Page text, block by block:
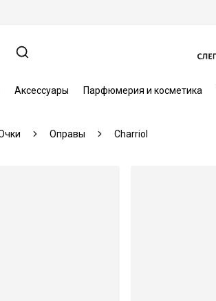
Аксессуары Парфюмерия и косметика
Оправы Charriol